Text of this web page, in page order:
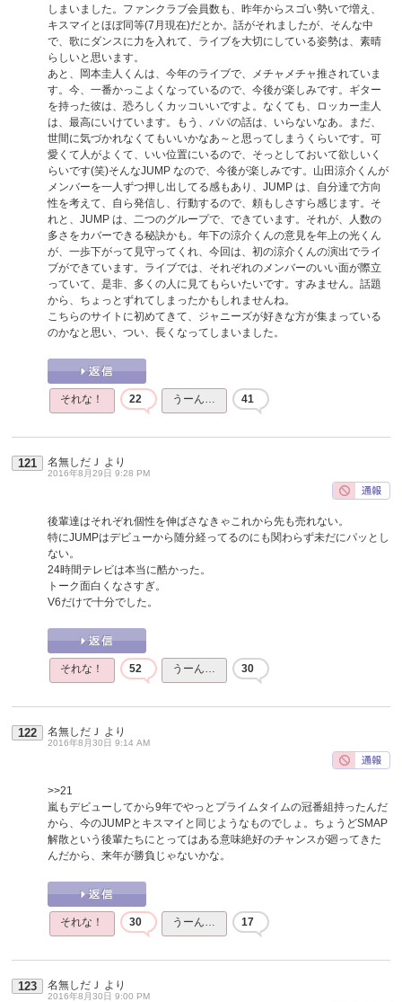
しまいました。ファンクラブ会員数も、昨年からスゴい勢いで増え、
キスマイとほぼ同等(7月現在)だとか。話がそれましたが、そんな中
で、歌にダンスに力を入れて、ライブを大切にしている姿勢は、素晴
らしいと思います。
あと、岡本圭人くんは、今年のライブで、メチャメチャ推されていま
す。今、一番かっこよくなっているので、今後が楽しみです。ギター
を持った彼は、恐ろしくカッコいいですよ。なくても、ロッカー圭人
は、最高にいけています。もう、パパの話は、いらないなあ。まだ、
世間に気づかれなくてもいいかなあ～と思ってしまうくらいです。可
愛くて人がよくて、いい位置にいるので、そっとしておいて欲しいく
らいです(笑)そんなJUMP なので、今後が楽しみです。山田涼介くんが
メンバーを一人ずつ押し出してる感もあり、JUMP は、自分達で方向
性を考えて、自ら発信し、行動するので、頼もしさすら感じます。そ
れと、JUMP は、二つのグループで、できています。それが、人数の
多さをカバーできる秘訣かも。年下の涼介くんの意見を年上の光くん
が、一歩下がって見守ってくれ、今回は、初の涼介くんの演出でライ
ブができています。ライブでは、それぞれのメンバーのいい面が際立
っていて、是非、多くの人に見てもらいたいです。すみません。話題
から、ちょっとずれてしまったかもしれませんね。
こちらのサイトに初めてきて、ジャニーズが好きな方が集まっている
のかなと思い、つい、長くなってしまいました。
それな！ 22 うーん… 41
121 名無しだＪ より
2016年8月29日 9:28 PM
後輩達はそれぞれ個性を伸ばさなきゃこれから先も売れない。
特にJUMPはデビューから随分経ってるのにも関わらず未だにパッとし
ない。
24時間テレビは本当に酷かった。
トーク面白くなさすぎ。
V6だけで十分でした。
それな！ 52 うーん… 30
122 名無しだＪ より
2016年8月30日 9:14 AM
>>21
嵐もデビューしてから9年でやっとプライムタイムの冠番組持ったんだ
から、今のJUMPとキスマイと同じようなものでしょ。ちょうどSMAP
解散という後輩たちにとってはある意味絶好のチャンスが廻ってきた
んだから、来年が勝負じゃないかな。
それな！ 30 うーん… 17
123 名無しだＪ より
2016年8月30日 9:00 PM